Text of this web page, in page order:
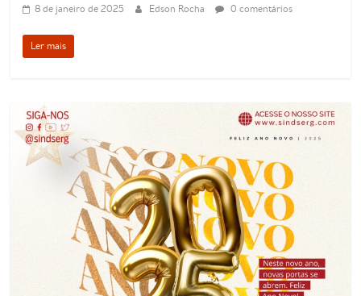
8 de janeiro de 2025 Edson Rocha 0 comentários
Ler mais